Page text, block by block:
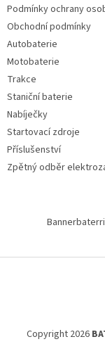
Podmínky ochrany
Obchodní podmínky
Autobaterie
Motobaterie
Trakce
Staniční baterie
Nabíječky
Startovací zdroje
Příslušenství
Zpětný odběr
Copyright 2026